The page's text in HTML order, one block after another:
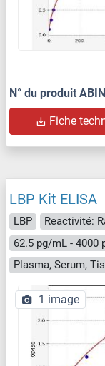
N° du produit
Fiche
LBP Kit ELISA
LBP Reactivité:
62.5 pg/mL - 4000
Plasma, Serum,
1 image